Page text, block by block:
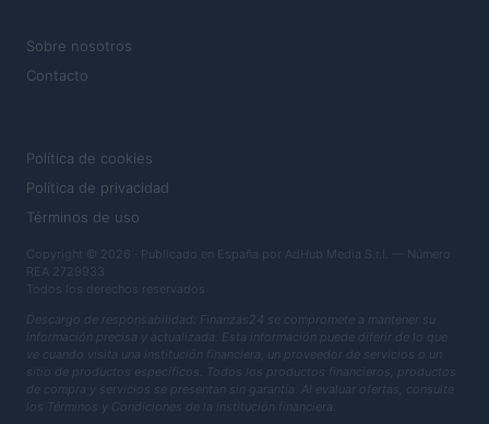
Sobre nosotros
Contacto
Política de cookies
Política de privacidad
Términos de uso
Copyright © 2026 · Publicado en España por AdHub Media S.r.l. — Número
REA 2729933
Todos los derechos reservados
Descargo de responsabilidad: Finanzas24 se compromete a mantener su
información precisa y actualizada. Esta información puede diferir de lo que
ve cuando visita una institución financiera, un proveedor de servicios o un
sitio de productos específicos. Todos los productos financieros, productos
de compra y servicios se presentan sin garantía. Al evaluar ofertas, consulte
los Términos y Condiciones de la institución financiera.